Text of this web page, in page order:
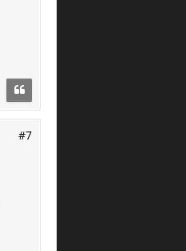
#7